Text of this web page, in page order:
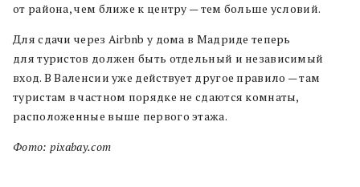
от района, чем ближе к центру — тем больше условий.
Для сдачи через Airbnb у дома в Мадриде теперь
для туристов должен быть отдельный и независимый
вход. В Валенсии уже действует другое правило — там
туристам в частном порядке не сдаются комнаты,
расположенные выше первого этажа.
Фото: pixabay.com